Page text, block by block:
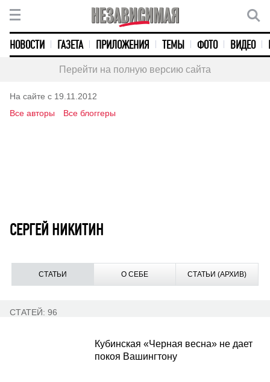
НОВОСТИ ГАЗЕТА ПРИЛОЖЕНИЯ ТЕМЫ ФОТО ВИДЕО
Перейти на полную версию сайта
На сайте с 19.11.2012
Все авторы
Все блоггеры
СЕРГЕЙ НИКИТИН
СТАТЬИ О СЕБЕ СТАТЬИ (АРХИВ)
СТАТЕЙ: 96
Кубинская «Черная весна» не дает
покоя Вашингтону